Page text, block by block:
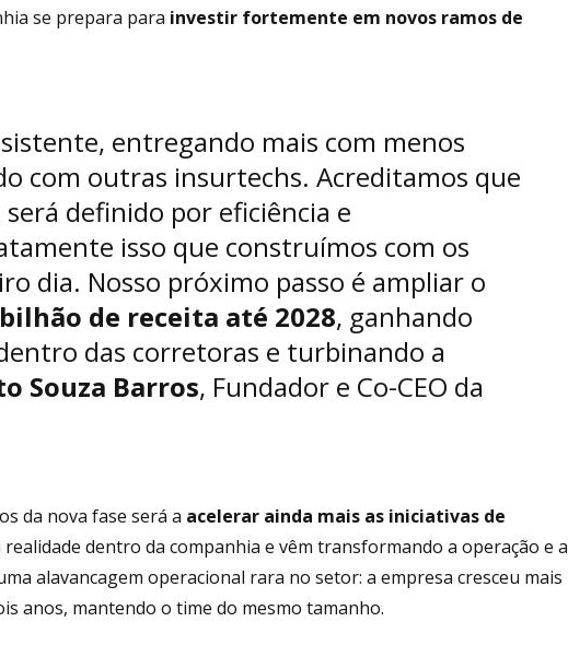
se prepara para investir fortemente em novos ramos de
entregando mais com menos
com outras insurtechs. Acreditamos que
definido por eficiência e
isso que construímos com os
dia. Nosso próximo passo é ampliar o
de receita até 2028, ganhando
das corretoras e turbinando a
Souza Barros, Fundador e Co-CEO da
da nova fase será a acelerar ainda mais as iniciativas de
realidade dentro da companhia e vêm transformando a operação e a
alavancagem operacional rara no setor: a empresa cresceu mais
anos, mantendo o time do mesmo tamanho.